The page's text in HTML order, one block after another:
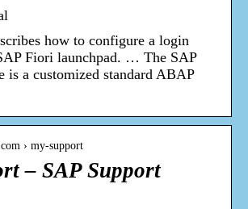
how to configure a login
Fiori launchpad. … The SAP
is a customized standard ABAP
› my-support
– SAP Support